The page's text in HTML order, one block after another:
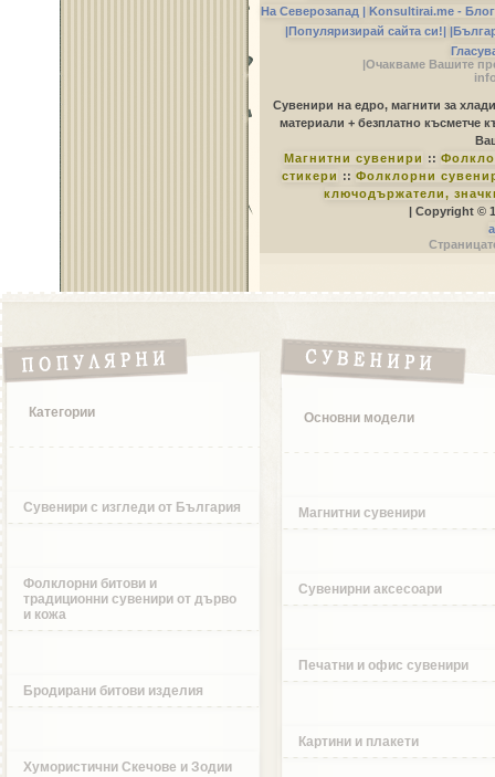
На Северозапад | Konsultirai.me -
|Популяризирай сайта си!|
|Очакваме Вашите
Сувенири на едро, магнити за
материали + безплатно късметче
Магнитни сувенири ::
стикери :: Фолклорни
ключодържатели,
| Copyright ©
Категории
Сувенири с изгледи от България
Фолклорни битови и
традиционни сувенири от дърво
и кожа
Бродирани битови изделия
Хумористични Скечове и Зодии
Основни модели
Магнитни сувенири
Сувенирни аксесоари
Печатни и офис сувенири
Картини и плакети